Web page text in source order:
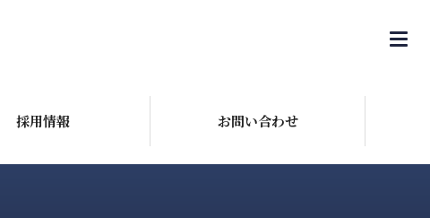
採用情報 お問い合わせ